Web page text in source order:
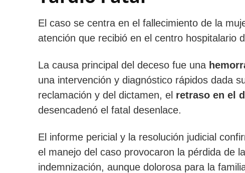
El caso se centra en el fallecimiento de la
atención que recibió en el centro hospitalario
La causa principal del deceso fue una
una intervención y diagnóstico rápidos dada
reclamación y del dictamen, el retraso en el
desencadenó el fatal desenlace.
El informe pericial y la resolución judicial
el manejo del caso provocaron la pérdida de
indemnización, aunque dolorosa para la